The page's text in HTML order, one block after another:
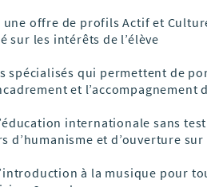
une offre de profils Actif et
sur les intérêts de l’élève
spécialisés qui permettent de
et l’accompagnement
internationale sans
d’humanisme et d’ouverture
à la musique pour